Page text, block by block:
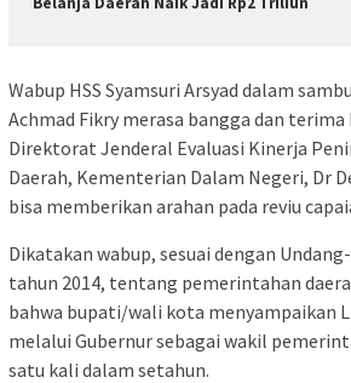
Wabup HSS Syamsuri Arsyad dalam
Achmad Fikry merasa bangga dan terima
Direktorat Jenderal Evaluasi Kinerja
Daerah, Kementerian Dalam Negeri, Dr
bisa memberikan arahan pada reviu
Dikatakan wabup, sesuai dengan
tahun 2014, tentang pemerintahan
bahwa bupati/wali kota menyampaikan
melalui Gubernur sebagai wakil
satu kali dalam setahun.